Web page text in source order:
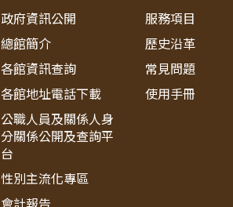
政府資訊公開
總館簡介
各館資訊查詢
各館地址電話下載
公職人員及關係人身
分關係公開及查詢平
台
性別主流化專區
服務項目
歷史沿革
常見問題
使用手冊